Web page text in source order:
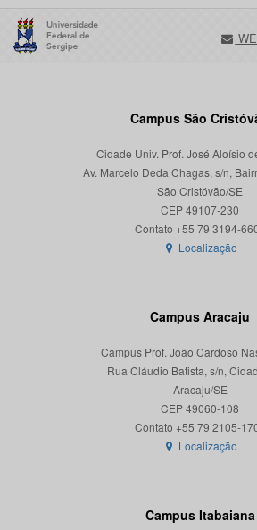
Campus São
Cidade Univ. Prof. José Aloísio
Av. Marcelo Deda Chagas, s/n,
São Cristóvão/SE
CEP 49107-230
Localização
Campus Aracaju
Campus Prof. João Cardoso
Rua Cláudio Batista, s/n,
Aracaju/SE
CEP 49060-108
Localização
Campus Itabaiana